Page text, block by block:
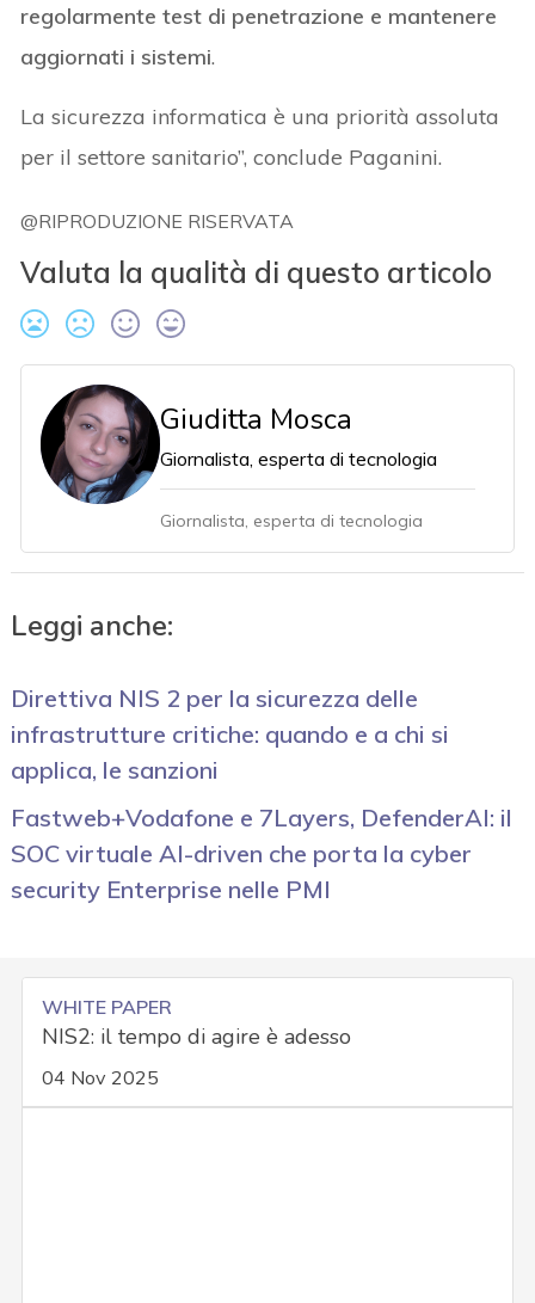
regolarmente test di penetrazione e mantenere
aggiornati i sistemi.
La sicurezza informatica è una priorità assoluta
per il settore sanitario”, conclude Paganini.
@RIPRODUZIONE RISERVATA
Valuta la qualità di questo articolo
Giuditta Mosca
Giornalista, esperta di tecnologia
Giornalista, esperta di tecnologia
Leggi anche:
Direttiva NIS 2 per la sicurezza delle
infrastrutture critiche: quando e a chi si
applica, le sanzioni
Fastweb+Vodafone e 7Layers, DefenderAI: il
SOC virtuale AI-driven che porta la cyber
security Enterprise nelle PMI
WHITE PAPER
NIS2: il tempo di agire è adesso
04 Nov 2025